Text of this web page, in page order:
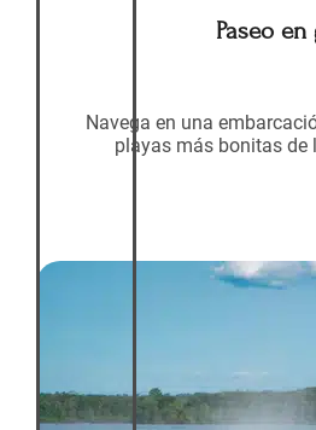
Paseo
Navega en una
playas más bonitas de